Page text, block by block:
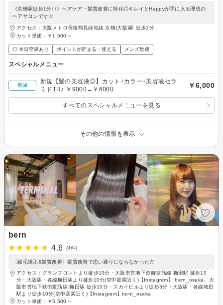
《京橋駅徒歩1分♪♪》ヘアケア・髪質改善に特化◎キレイとHappyが手に入る理想の
ヘアサロンです☆
アクセス：大阪メトロ長堀鶴見緑地線 京橋(大阪)駅 徒歩1分
カット単価： ￥1,500～
◎ 本日空席あり ポイントが貯まる・使える メンズ歓迎
スペシャルメニュー
初回
新規【髪の美容液◎】カット+カラー+美容液セラ
ミドTR♪ ￥9000→￥6000
￥6,000
すべてのスペシャルメニューを見る
その他の情報を表示
bern
4.6
(4件)
〈縮毛矯正&髪質改善〉髪質改善で思い通りにならなかった方
アクセス：グランフロントより徒歩10分・大阪市営地下鉄御堂筋線 梅田駅 徒歩10
分・大阪駅・各線梅田駅より徒歩10分(空中庭園近く)【Instagram】 bern_osaka、大
阪市営地下鉄御堂筋線 梅田駅 徒歩10分・スカイビルより徒歩3分・大阪駅・各線梅田
駅より徒歩10分(空中庭園近く)【Instagram】bern_osaka
カット単価： ￥5,500～